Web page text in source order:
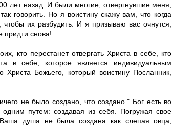
лет назад. И были многие, отвергнувшие меня,
говорить. Но я воистину скажу вам, что когда
их разбудить. И я призываю вас очнутся,
снова!
кто перестанет отвергать Христа в себе, кто
в себе, которое является индивидуальным
Христа Божьего, который воистину Посланник,
не было создано, что создано." Бог есть во
путем: создавая из себя. Погружая свое
Ваша душа не была создана как слепая овца,